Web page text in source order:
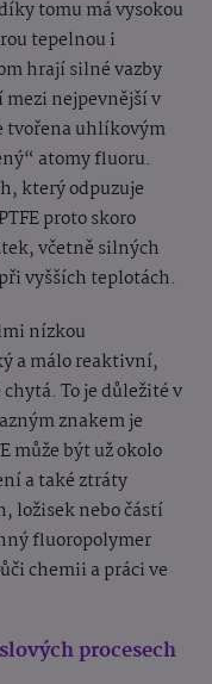
tomu má vysokou
tepelnou i
hrají silné vazby
nejpevnější v
tvořena uhlíkovým
atomy fluoru.
který odpuzuje
proto skoro
včetně silných
vyšších teplotách.
nízkou
a málo reaktivní,
To je důležité v
znakem je
může být už okolo
a také ztráty
ložisek nebo částí
fluoropolymer
chemii a práci ve
procesech